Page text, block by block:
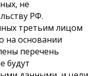
не
РФ.
третьим лицом
на основании
перечень
будут